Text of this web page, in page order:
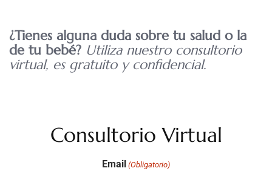
¿Tienes alguna duda sobre tu salud o la
de tu bebé? Utiliza nuestro consultorio
virtual, es gratuito y confidencial.
Consultorio Virtual
Email (Obligatorio)